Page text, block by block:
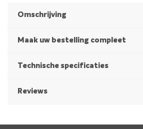
Omschrijving
Maak uw bestelling compleet
Technische specificaties
Reviews